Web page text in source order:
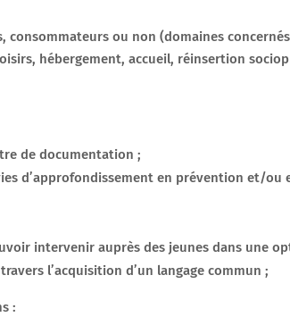
ou non (domaines
hébergement, accueil, réinsertion
de documentation ;
d’approfondissement en prévention et/ou
intervenir auprès des jeunes dans une
l’acquisition d’un langage commun ;
: